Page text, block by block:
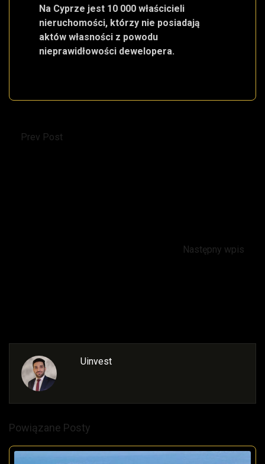
Na Cyprze jest 10 000 właścicieli
nieruchomości, którzy nie posiadają
aktów własności z powodu
nieprawidłowości dewelopera.
Prev Post
Następny wpis
Uinvest
Powiązane Posty